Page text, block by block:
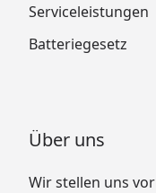
Serviceleistungen
Batteriegesetz
Über uns
Wir stellen uns vor